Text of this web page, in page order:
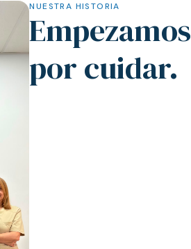
NUESTRA HISTORIA
Empezamos
por cuidar.